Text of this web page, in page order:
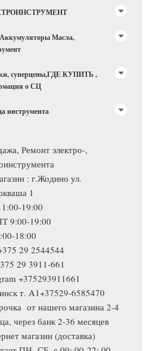
Масла,
суперцены,ГДЕ КУПИТЬ ,
о СЦ
инструмента
Ремонт электро-,
: г.Жодино ул.
1
19:00
9:00-19:00
18:00
29 2544544
29 3911-661
+375293911661
т. А1+37529-6585470
от нашего магазина 2-4
через банк 2-36 месяцев
магазин (доставка)